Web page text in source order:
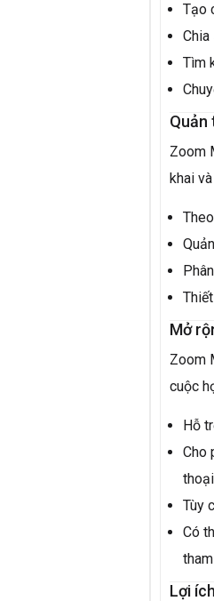
Tạo
Chia
Tìm
Quản
Zoom
khai
Mở
Zoom
cuộc
Hỗ
Cho
Tùy
Có
Lợi